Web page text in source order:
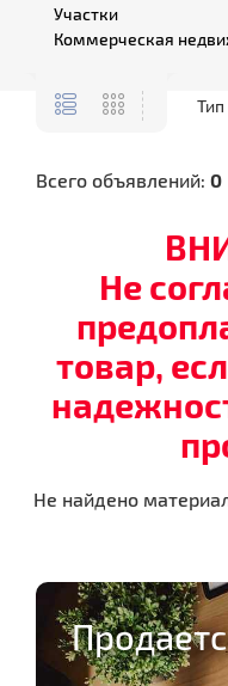
Участки
Коммерческая
Всего объявлений: 0
Не
товар,
Не найдено